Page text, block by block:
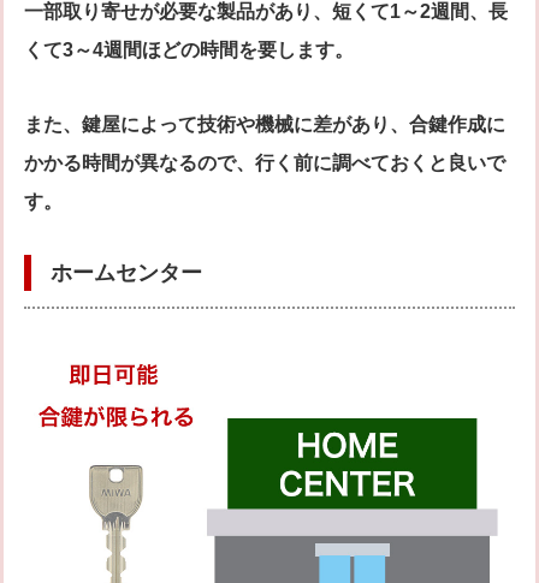
一部取り寄せが必要な製品があり、短くて1～2週間、長
くて3～4週間ほどの時間を要します。
また、鍵屋によって技術や機械に差があり、合鍵作成に
かかる時間が異なるので、行く前に調べておくと良いで
す。
ホームセンター